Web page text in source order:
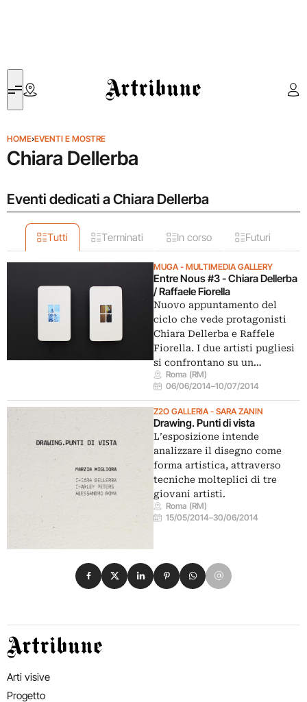
Artribune
HOME›EVENTI E MOSTRE
Chiara Dellerba
Eventi dedicati a Chiara Dellerba
Tutti Terminati In corso Futuri
MUGA - MULTIMEDIA GALLERY
Entre Nous #3 - Chiara Dellerba
/ Raffaele Fiorella
Nuovo appuntamento del
ciclo che vede protagonisti
Chiara Dellerba e Raffele
Fiorella. I due artisti pugliesi
si confrontano su un…
Roma (RM)
06/06/2014–10/07/2014
Z2O GALLERIA - SARA ZANIN
Drawing. Punti di vista
L’esposizione intende
analizzare il disegno come
forma artistica, attraverso
tecniche molteplici di tre
giovani artisti.
Roma (RM)
15/05/2014–30/06/2014
Condividi su Facebook
Condividi su X
Condividi su LinkedIn
Condividi su Pinterest
Condividi su WhatsApp
Condividi su Email
Artribune
Arti visive
Progetto